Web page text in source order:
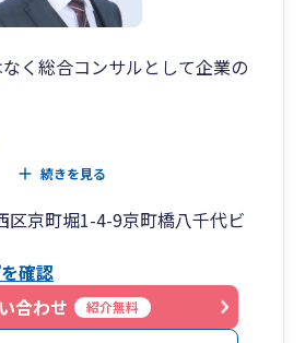
く総合コンサルとして企業の
経理業務を省力化し、業績向
の通信簿であり、会社の数値
えすることで経営がより楽し
します。
不必要な節税提案は致しませ
続きを見る
区京町堀1-4-9京町橋八千代ビ
確認
合わせ
紹介無料